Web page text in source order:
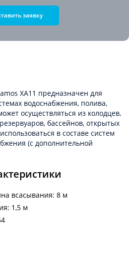
заявку
XA11 предназначен для
водоснабжения, полива,
осуществляться из колодцев,
бассейнов, открытых
в составе систем
(с дополнительной
всасывания: 8 м
1,5 м